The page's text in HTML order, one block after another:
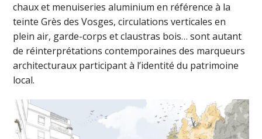
chaux et menuiseries aluminium en référence à la
teinte Grès des Vosges, circulations verticales en
plein air, garde-corps et claustras bois… sont autant
de réinterprétations contemporaines des marqueurs
architecturaux participant à l’identité du patrimoine
local.